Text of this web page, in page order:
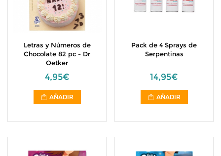
Letras y Números de
Chocolate 82 pc - Dr
Oetker
4,95€
AÑADIR
Pack de 4 Sprays de
Serpentinas
14,95€
AÑADIR